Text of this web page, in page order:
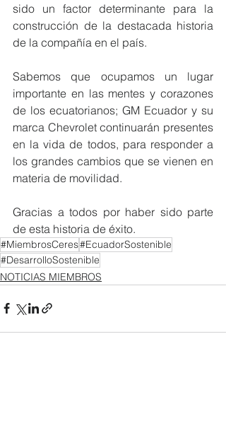
sido un factor determinante para la
construcción de la destacada historia
de la compañía en el país.
Sabemos que ocupamos un lugar
importante en las mentes y corazones
de los ecuatorianos; GM Ecuador y su
marca Chevrolet continuarán presentes
en la vida de todos, para responder a
los grandes cambios que se vienen en
materia de movilidad.
Gracias a todos por haber sido parte
de esta historia de éxito.
#MiembrosCeres#EcuadorSostenible
#DesarrolloSostenible
NOTICIAS MIEMBROS